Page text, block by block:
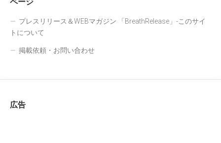
プレスリリース＆WEBマガジン 「BreathRelease」-このサイ
トについて
掲載依頼・お問い合わせ
広告